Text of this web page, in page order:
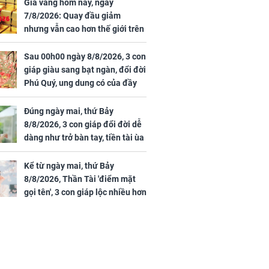
phẩm làm đẹp từ tế
bào gốc người
này, cơ thể
4 lợi ích
Giá vàng hôm nay, ngày
7/8/2026: Quay đầu giảm
nhưng vẫn cao hơn thế giới trên
7 triệu đồng
Sau 00h00 ngày 8/8/2026, 3 con
giáp giàu sang bạt ngàn, đổi đời
Phú Quý, ung dung có của đầy
nhà, ngày càng hưng thịnh sung
túc
Đúng ngày mai, thứ Bảy
8/8/2026, 3 con giáp đổi đời dễ
dàng như trở bàn tay, tiền tài ùa
tới, ngồi không lộc cũng đến,
phú quý theo tới già
Kể từ ngày mai, thứ Bảy
8/8/2026, Thần Tài 'điểm mặt
gọi tên', 3 con giáp lộc nhiều hơn